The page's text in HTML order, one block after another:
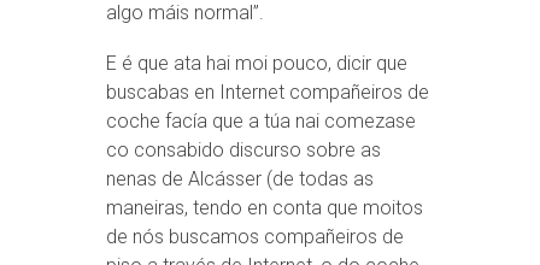
algo máis normal”.
E é que ata hai moi pouco, dicir que
buscabas en Internet compañeiros de
coche facía que a túa nai comezase
co consabido discurso sobre as
nenas de Alcásser (de todas as
maneiras, tendo en conta que moitos
de nós buscamos compañeiros de